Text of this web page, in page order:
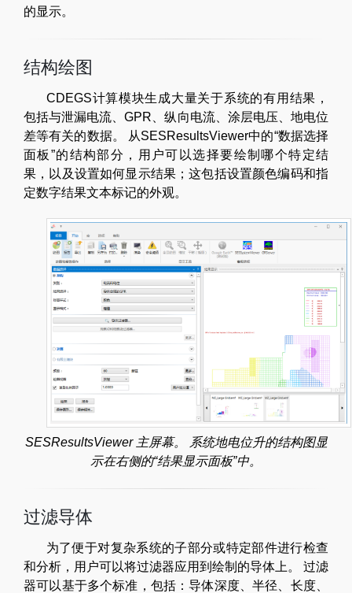
的显示。
结构绘图
CDEGS计算模块生成大量关于系统的有用结果，
包括与泄漏电流、GPR、纵向电流、涂层电压、地电位
差等有关的数据。 从SESResultsViewer中的“数据选择
面板”的结构部分，用户可以选择要绘制哪个特定结
果，以及设置如何显示结果；这包括设置颜色编码和指
定数字结果文本标记的外观。
SESResultsViewer 主屏幕。 系统地电位升的结构图显
示在右侧的“结果显示面板”中。
过滤导体
为了便于对复杂系统的子部分或特定部件进行检查
和分析，用户可以将过滤器应用到绘制的导体上。 过滤
器可以基于多个标准，包括：导体深度、半径、长度、